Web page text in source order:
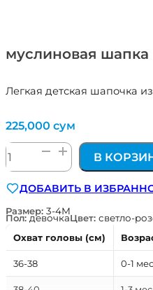
муслиновая шапка
Легкая детская шапочка
225,000 сум
Количество
товара
шапка
на
завязках
TuTu
Польша
В
ДОБАВИТЬ В
Размер: 3-4М
Пол:девочкаЦвет: светло-
Охват головы (см)
36-38 0-1 мес